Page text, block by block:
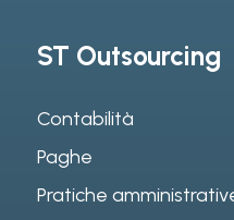
ST Outsourcing
Contabilità
Paghe
Pratiche